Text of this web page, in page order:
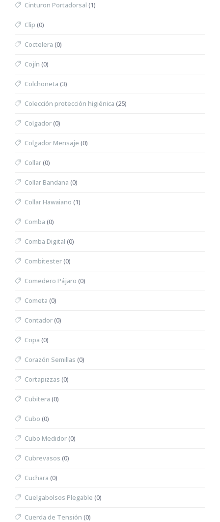
Cinturon Portadorsal (1)
Clip (0)
Coctelera (0)
Cojín (0)
Colchoneta (3)
Colección protección higiénica (25)
Colgador(0)
Colgador Mensaje (0)
Collar(0)
Collar Bandana (0)
Collar Hawaiano (1)
Comba (0)
Comba Digital (0)
Combitester(0)
Comedero Pájaro (0)
Cometa (0)
Contador(0)
Copa (0)
Corazón Semillas (0)
Cortapizzas (0)
Cubitera (0)
Cubo (0)
Cubo Medidor(0)
Cubrevasos (0)
Cuchara (0)
Cuelgabolsos Plegable (0)
Cuerda de Tensión (0)